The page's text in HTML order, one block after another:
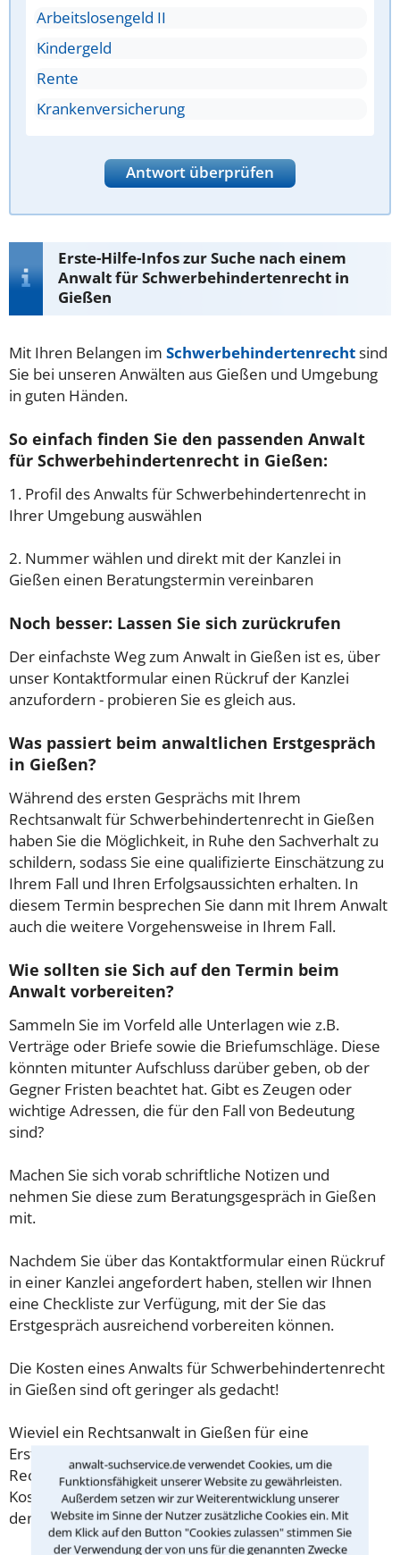
anwalt-suchservice.de verwendet Cookies, um die
Funktionsfähigkeit unserer Website zu gewährleisten.
Außerdem setzen wir zur Weiterentwicklung unserer
Website im Sinne der Nutzer zusätzliche Cookies ein. Mit
dem Klick auf den Button "Cookies zulassen" stimmen Sie
der Verwendung der von uns für die genannten Zwecke
Arbeitslosengeld II
Kindergeld
Rente
Krankenversicherung
Antwort überprüfen
Erste-Hilfe-Infos zur Suche nach einem
Anwalt für Schwerbehindertenrecht in
Gießen
Mit Ihren Belangen im Schwerbehindertenrechtsind
Sie bei unseren Anwälten aus Gießen und Umgebung
in guten Händen.
So einfach finden Sie den passenden Anwalt
für Schwerbehindertenrecht in Gießen:
1. Profil des Anwalts für Schwerbehindertenrecht in
Ihrer Umgebung auswählen
2. Nummer wählen und direkt mit der Kanzlei in
Gießen einen Beratungstermin vereinbaren
Noch besser: Lassen Sie sich zurückrufen
Der einfachste Weg zum Anwalt in Gießen ist es, über
unser Kontaktformular einen Rückruf der Kanzlei
anzufordern - probieren Sie es gleich aus.
Was passiert beim anwaltlichen Erstgespräch
in Gießen?
Während des ersten Gesprächs mit Ihrem
Rechtsanwalt für Schwerbehindertenrecht in Gießen
haben Sie die Möglichkeit, in Ruhe den Sachverhalt zu
schildern, sodass Sie eine qualifizierte Einschätzung zu
Ihrem Fall und Ihren Erfolgsaussichten erhalten. In
diesem Termin besprechen Sie dann mit Ihrem Anwalt
auch die weitere Vorgehensweise in Ihrem Fall.
Wie sollten sie Sich auf den Termin beim
Anwalt vorbereiten?
Sammeln Sie im Vorfeld alle Unterlagen wie z.B.
Verträge oder Briefe sowie die Briefumschläge. Diese
könnten mitunter Aufschluss darüber geben, ob der
Gegner Fristen beachtet hat. Gibt es Zeugen oder
wichtige Adressen, die für den Fall von Bedeutung
sind?
Machen Sie sich vorab schriftliche Notizen und
nehmen Sie diese zum Beratungsgespräch in Gießen
mit.
Nachdem Sie über das Kontaktformular einen Rückruf
in einer Kanzlei angefordert haben, stellen wir Ihnen
eine Checkliste zur Verfügung, mit der Sie das
Erstgespräch ausreichend vorbereiten können.
Die Kosten eines Anwalts für Schwerbehindertenrecht
in Gießen sind oft geringer als gedacht!
Wieviel ein Rechtsanwalt in Gießen für eine
Erstberatung verlangen darf, ist in §34 des
Rechtsanwaltsvergütungsgesetz (RVG) geregelt. Die
Kosten für das erste Beratungsgespräch betragen
demnach maximal 190,00 € zzgl. MwSt.